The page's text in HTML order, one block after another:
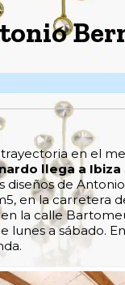
en el
llega a Ibiza
diseños de
en la carretera
la calle
lunes a sábado.